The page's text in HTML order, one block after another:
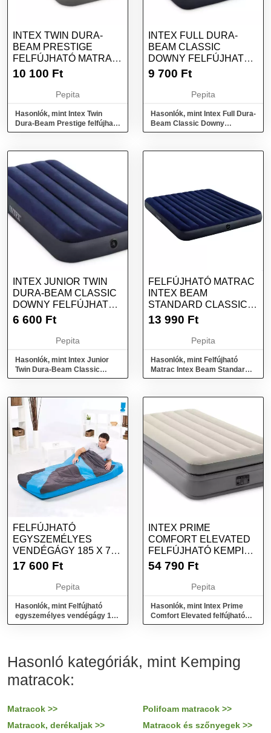
INTEX TWIN DURA-
BEAM PRESTIGE
FELFÚJHATÓ MATRAC
99X191CM (64777)
10 100 Ft
Pepita
Hasonlók, mint Intex Twin
Dura-Beam Prestige felfújható
Matrac 99x191cm (64777)
INTEX FULL DURA-
BEAM CLASSIC
DOWNY FELFÚJHATÓ
MATRAC 137X191CM
9 700 Ft
Pepita
Hasonlók, mint Intex Full Dura-
Beam Classic Downy
felfújható Matrac 137x191cm
INTEX JUNIOR TWIN
DURA-BEAM CLASSIC
DOWNY FELFÚJHATÓ
MATRAC 76X19...
6 600 Ft
Pepita
Hasonlók, mint Intex Junior
Twin Dura-Beam Classic
Downy felfújható Matrac
FELFÚJHATÓ MATRAC
INTEX BEAM
STANDARD CLASSIC
DOWNY 183 X 25 X 203
13 990 Ft
Pepita
Hasonlók, mint Felfújható
Matrac Intex Beam Standard
Classic Downy 183 x 25 x 203
FELFÚJHATÓ
EGYSZEMÉLYES
VENDÉGÁGY 185 X 76
X 22 CM
17 600 Ft
Pepita
Hasonlók, mint Felfújható
egyszemélyes vendégágy 185
x 76 x 22 cm hálózsákkal
INTEX PRIME
COMFORT ELEVATED
FELFÚJHATÓ KEMPING
MATRAC 152X203X51...
54 790 Ft
Pepita
Hasonlók, mint Intex Prime
Comfort Elevated felfújható
Kemping matrac
Hasonló kategóriák, mint Kemping
matracok:
Matracok >>
Polifoam matracok >>
Matracok, derékaljak >>
Matracok és szőnyegek >>